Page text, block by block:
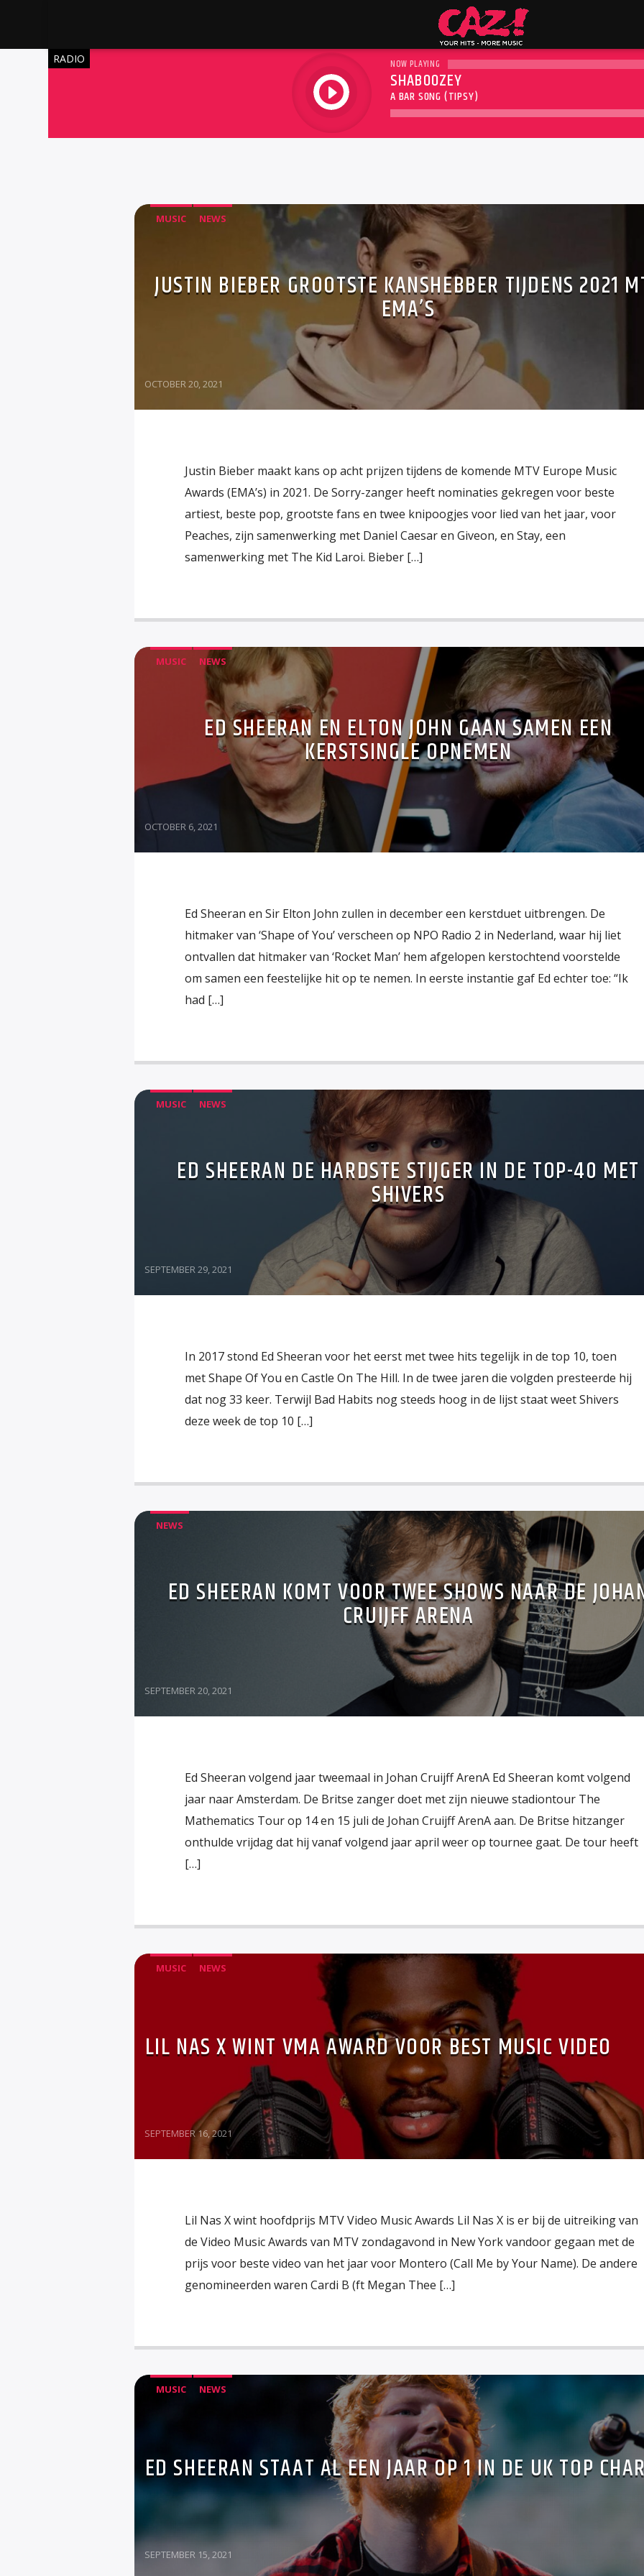
RADIO
play
NOW PLAYING
SHABOOZEY
A BAR SONG (TIPSY)
MUSIC NEWS
JUSTIN BIEBER GROOTSTE KANSHEBBER TIJDENS 2021
EMA’S
OCTOBER 20, 2021
Justin Bieber maakt kans op acht prijzen tijdens de komende MTV Europe Music
Awards (EMA’s) in 2021. De Sorry-zanger heeft nominaties gekregen voor beste
artiest, beste pop, grootste fans en twee knipoogjes voor lied van het jaar, voor
Peaches, zijn samenwerking met Daniel Caesar en Giveon, en Stay, een
samenwerking met The Kid Laroi. Bieber […]
MUSIC NEWS
ED SHEERAN EN ELTON JOHN GAAN SAMEN EEN
KERSTSINGLE OPNEMEN
OCTOBER 6, 2021
Ed Sheeran en Sir Elton John zullen in december een kerstduet uitbrengen. De
hitmaker van ‘Shape of You’ verscheen op NPO Radio 2 in Nederland, waar hij liet
ontvallen dat hitmaker van ‘Rocket Man’ hem afgelopen kerstochtend voorstelde
om samen een feestelijke hit op te nemen. In eerste instantie gaf Ed echter toe: “Ik
had […]
MUSIC NEWS
ED SHEERAN DE HARDSTE STIJGER IN DE TOP-40 MET
SHIVERS
SEPTEMBER 29, 2021
In 2017 stond Ed Sheeran voor het eerst met twee hits tegelijk in de top 10, toen
met Shape Of You en Castle On The Hill. In de twee jaren die volgden presteerde hij
dat nog 33 keer. Terwijl Bad Habits nog steeds hoog in de lijst staat weet Shivers
deze week de top 10 […]
NEWS
ED SHEERAN KOMT VOOR TWEE SHOWS NAAR DE
CRUIJFF ARENA
SEPTEMBER 20, 2021
Ed Sheeran volgend jaar tweemaal in Johan Cruijff ArenA Ed Sheeran komt volgend
jaar naar Amsterdam. De Britse zanger doet met zijn nieuwe stadiontour The
Mathematics Tour op 14 en 15 juli de Johan Cruijff ArenA aan. De Britse hitzanger
onthulde vrijdag dat hij vanaf volgend jaar april weer op tournee gaat. De tour heeft
[…]
MUSIC NEWS
LIL NAS X WINT VMA AWARD VOOR BEST MUSIC VIDEO
SEPTEMBER 16, 2021
Lil Nas X wint hoofdprijs MTV Video Music Awards Lil Nas X is er bij de uitreiking van
de Video Music Awards van MTV zondagavond in New York vandoor gegaan met de
prijs voor beste video van het jaar voor Montero (Call Me by Your Name). De andere
genomineerden waren Cardi B (ft Megan Thee […]
MUSIC NEWS
ED SHEERAN STAAT AL EEN JAAR OP 1 IN DE UK TOP
SEPTEMBER 15, 2021